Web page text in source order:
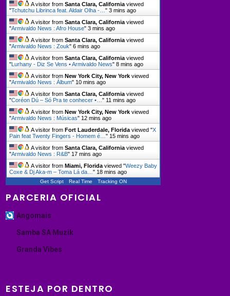
A visitor fromSanta Clara, California viewed
"Tchutchu Librinca feat. Aldair Olha -…"3 mins ago
A visitor fromSanta Clara, California viewed
"Armivaldo News : Afro House"3 mins ago
A visitor fromSanta Clara, California viewed
"Armivaldo News : Zouk"6 mins ago
A visitor fromSanta Clara, California viewed
"Lurhany - Diz Se Vens • Armivaldo News"8 mins ago
A visitor fromNew York City, New York viewed
"Armivaldo News : Álbum" 10 mins ago
A visitor fromSanta Clara, California viewed
"Coréon Dú – Só Pra te conhecer •…" 11 mins ago
A visitor fromNew York City, New York viewed
"Armivaldo News : Músicas" 12 mins ago
A visitor fromFort Lauderdale, Florida viewed "X
Pain feat Twenty Fingers - Homem é…" 15 mins ago
A visitor fromSanta Clara, California viewed
"Armivaldo News : R&B" 17 mins ago
A visitor fromMiami, Florida viewed "Weezy Baby
Coxe & Dj Aka-m – Toma Lá da…" 18 mins ago
Get Script Real Time Tracking ON
PARCERIA OFICIAL
Angomais
Samba SA Muzik
Granda Vibes
ESTEJA POR DENTRO